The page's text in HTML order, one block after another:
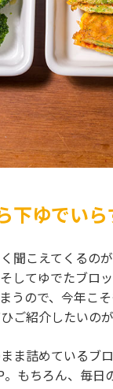
下ゆでいら
聞こえてくるの
してゆでたブロ
うので、今年こ
ご紹介したいの
ま詰めているブ
もちろん、毎日